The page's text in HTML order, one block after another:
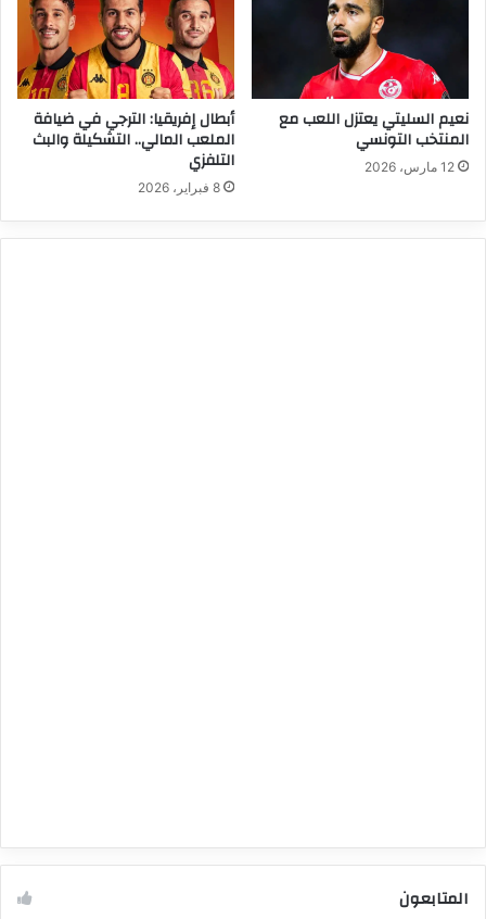
نعيم السليتي يعتزل اللعب مع
المنتخب التونسي
12 مارس، 2026
أبطال إفريقيا: الترجي في ضيافة
الملعب المالي.. التشكيلة والبث
التلفزي
8 فبراير، 2026
المتابعون